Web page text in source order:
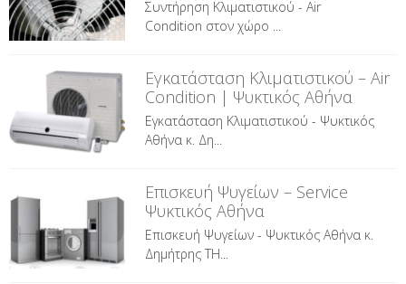
Συντήρηση Κλιματιστικού - Air
Condition στον χώρο ...
Εγκατάσταση Κλιματιστικού – Air
Condition | Ψυκτικός Αθήνα
Εγκατάσταση Κλιματιστικού - Ψυκτικός
Αθήνα κ. Δη...
Επισκευή Ψυγείων – Service
Ψυκτικός Αθήνα
Επισκευή Ψυγείων - Ψυκτικός Αθήνα κ.
Δημήτρης ΤΗ...